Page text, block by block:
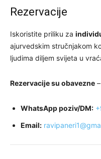
Rezervacije
Iskoristite priliku za
ajurvedskim stručnjakom
ljudima diljem svijeta u
Rezervacije su obavezne
WhatsApp poziv/DM:
Email: